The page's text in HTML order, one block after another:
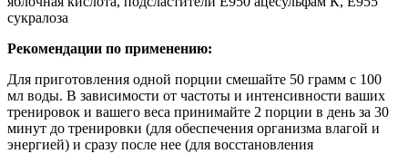
сукралоза
Рекомендации по применению:
Для приготовления одной порции смешайте 50 грамм с 100
мл воды. В зависимости от частоты и интенсивности ваших
тренировок и вашего веса принимайте 2 порции в день за 30
минут до тренировки (для обеспечения организма влагой и
энергией) и сразу после нее (для восстановления